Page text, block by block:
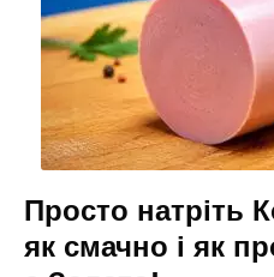
Просто натріть
як смачно і як